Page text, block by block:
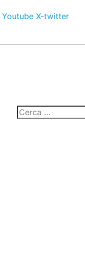
Youtube X-twitter